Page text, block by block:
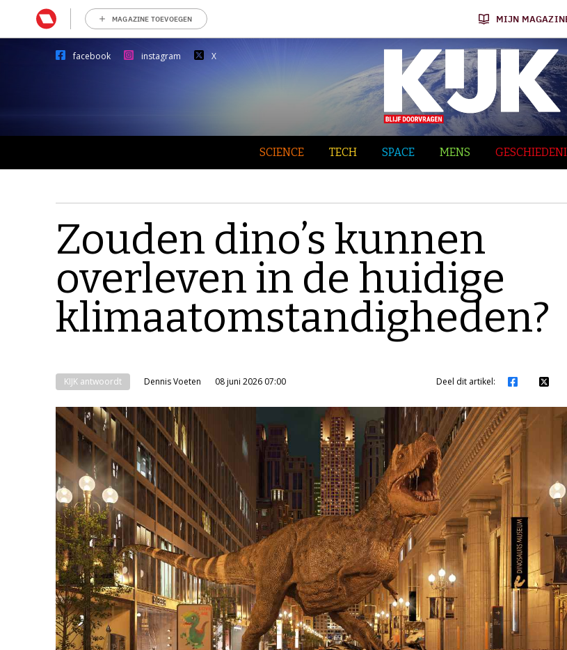
MAGAZINE TOEVOEGEN MIJN
facebook instagram X
SCIENCE TECH SPACE MENS
Zouden dino’s kunnen
overleven in de huidige
klimaatomstandigheden?
KIJK antwoordt Dennis Voeten 08 juni 2026 07:00 Deel dit artikel: